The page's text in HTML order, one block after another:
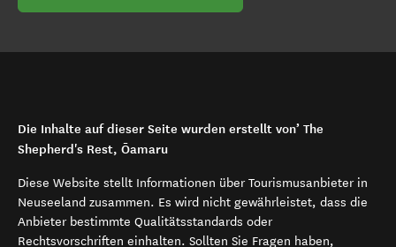
Die Inhalte auf dieser Seite wurden erstellt von’ The
Shepherd's Rest, Ōamaru
Diese Website stellt Informationen über Tourismusanbieter in
Neuseeland zusammen. Es wird nicht gewährleistet, dass die
Anbieter bestimmte Qualitätsstandards oder
Rechtsvorschriften einhalten. Sollten Sie Fragen haben,